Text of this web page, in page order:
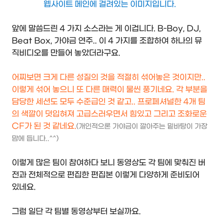
웹사이트 메인에 걸려있는 이미지입니다.
앞에 말씀드린 4 가지 소스라는 게 이겁니다. B-Boy, DJ,
Beat Box, 가야금 연주.. 이 4 가지를 조합하여 하나의 뮤
직비디오를 만들어 놓았더라구요.
어찌보면 크게 다른 성질의 것을 적절히 섞어놓은 것이지만..
이렇게 섞어 놓으니 또 다른 매력이 물씬 풍기네요. 각 부분을
담당한 세션도 모두 수준급인 것 같고.. 프로페셔널한 4개 팀
의 색깔이 덧입혀져 고급스러우면서 힘있고 그리고 조화로운
CF가 된 것 같네요.(개인적으론 가야금이 깔아주는 밑바탕이 가장
맘에 듭니다..^^)
이렇게 많은 팀이 참여하다 보니 동영상도 각 팀에 맞춰진 버
전과 전체적으로 편집한 편집본 이렇게 다양하게 준비되어
있네요.
그럼 일단 각 팀별 동영상부터 보실까요.